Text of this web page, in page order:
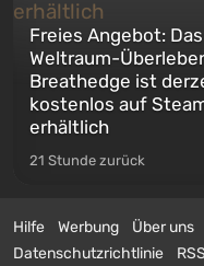
Freies Angebot: Das
Weltraum-
Breathedge ist
kostenlos auf
erhältlich
21 Stunde zurück
Hilfe Werbung Über uns
Datenschutzrichtlinie